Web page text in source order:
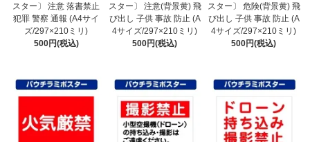
スター〕 注意 落書禁止
犯罪 警察 通報 (A4サイ
ズ/297×210ミリ)
500円(税込)
スター〕 注意(背景黄) 飛
び出し 子供 事故 防止 (A
4サイズ/297×210ミリ)
500円(税込)
スター〕 危険(背景黄) 飛
び出し 子供 事故 防止 (A
4サイズ/297×210ミリ)
500円(税込)